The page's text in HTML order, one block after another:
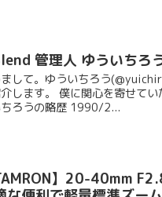
管理人 ゆういちろ
して。ゆういちろう
します。 僕に関心を寄せて
ちろうの略歴 1990/2...
】20-40mm